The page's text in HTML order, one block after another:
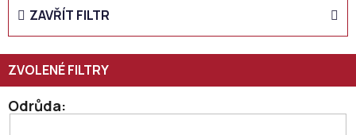
n
p
r
o
ZAVŘÍT FILTR
Odrůda